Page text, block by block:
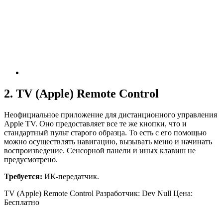
2. TV (Apple) Remote Control
Неофициальное приложение для дистанционного управления
Apple TV. Оно предоставляет все те же кнопки, что и
стандартный пульт старого образца. То есть с его помощью
можно осуществлять навигацию, вызывать меню и начинать
воспроизведение. Сенсорной панели и иных клавиш не
предусмотрено.
Требуется: ИК-передатчик.
TV (Apple) Remote Control Разработчик: Dev Null Цена:
Бесплатно